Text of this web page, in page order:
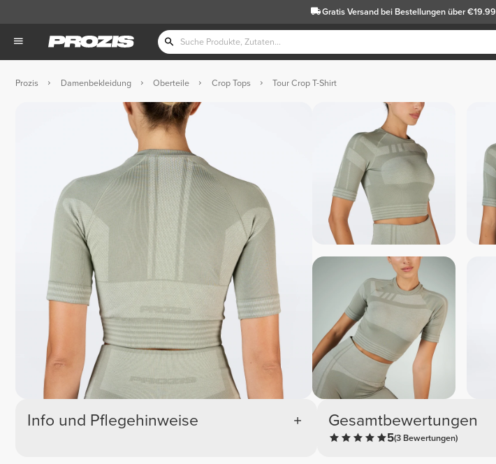
Gratis Versandbei Bestellungen über €19.99
Prozis Damenbekleidung Oberteile Crop Tops Tour Crop T-Shirt
Info und Pflegehinweise Gesamtbewertungen
5(3 Bewertungen)